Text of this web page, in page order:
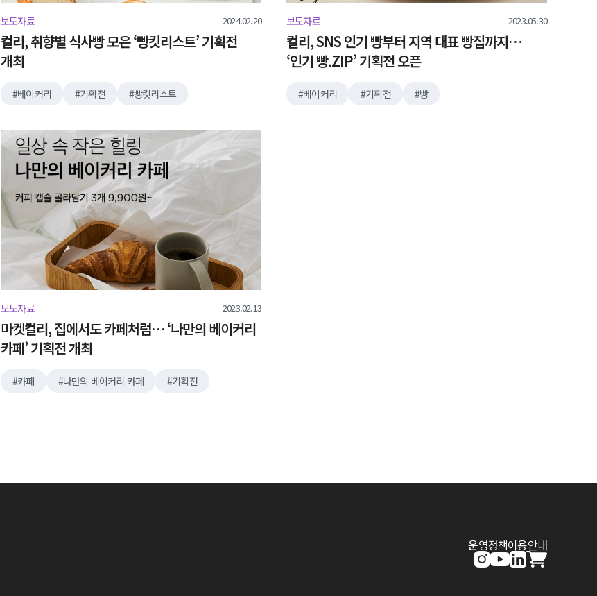
보도자료 2024.02.20
컬리, 취향별 식사빵 모은 ‘빵킷리스트’ 기획전
개최
베이커리 기획전 빵킷리스트
보도자료 2023.05.30
컬리, SNS 인기 빵부터 지역 대표 빵집까지…
‘인기 빵.ZIP’ 기획전 오픈
베이커리 기획전 빵
보도자료 2023.02.13
마켓컬리, 집에서도 카페처럼… ‘나만의 베이커리
카페’ 기획전 개최
카페 나만의 베이커리 카페 기획전
운영정책이용안내